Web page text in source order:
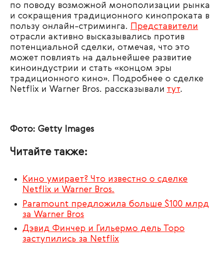
по поводу возможной монополизации рынка
и сокращения традиционного кинопроката в
пользу онлайн-стриминга. Представители
отрасли активно высказывались против
потенциальной сделки, отмечая, что это
может повлиять на дальнейшее развитие
киноиндустрии и стать «концом эры
традиционного кино». Подробнее о сделке
Netflix и Warner Bros. рассказывали тут.
Фото: Getty Images
Читайте также:
Кино умирает? Что известно о сделке
Netflix и Warner Bros.
Paramount предложила больше $100 млрд
за Warner Bros
Дэвид Финчер и Гильермо дель Торо
заступились за Netflix